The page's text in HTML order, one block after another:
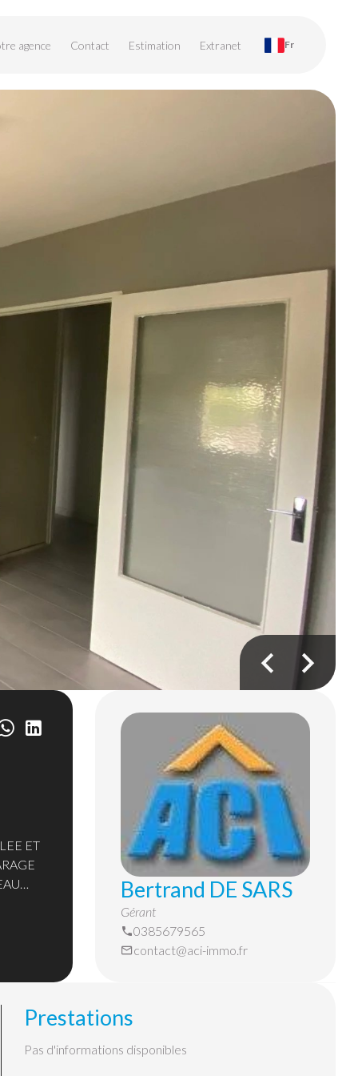
agence Contact Estimation Extranet Fr
ET
Bertrand DE SARS
Gérant
0385679565
contact@aci-immo.fr
Prestations
Pas d'informations disponibles